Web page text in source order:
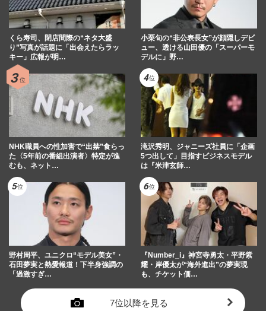
くら寿司、閉店間際の“ネタ大盛
り”写真が話題に「出会えたらラッ
キー」広報が明…
小栗旬の“非公表長女”が顔隠しデビ
ュー、透ける山田優の「スーパーモ
デルに」野…
NHK職員への性加害で“出禁”食らっ
た〈5年前の番組出演者〉特定が進
むも、ネット…
滝沢秀明、ジャニーズ社員に「企画
5つ出して」目指すビジネスモデル
は『米津玄師…
野村周平、ユニクロ“モデル美女”・
石田夢実と熱愛報道！下半身強調の
「過激すぎ…
『Number_i』神宮寺勇太・平野紫
耀・岸優太が“海外進出”の夢実現
も、チケット価…
7位以降を見る